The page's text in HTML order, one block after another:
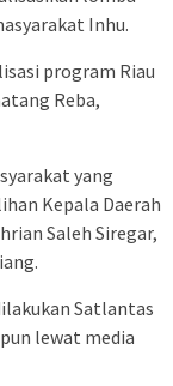
Inhu.
program Riau
Reba,
yang
Kepala Daerah
Saleh Siregar,
Satlantas
lewat media